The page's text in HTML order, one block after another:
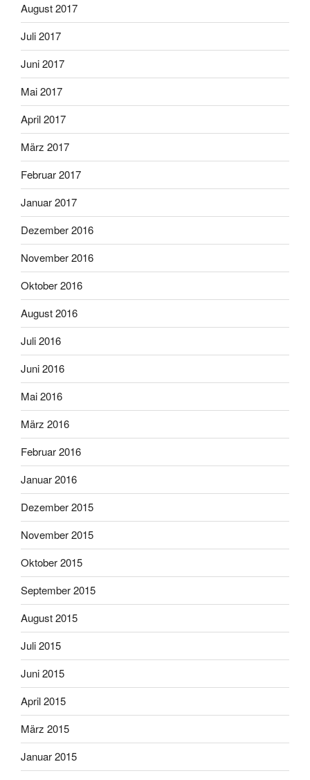
August 2017
Juli 2017
Juni 2017
Mai 2017
April 2017
März 2017
Februar 2017
Januar 2017
Dezember 2016
November 2016
Oktober 2016
August 2016
Juli 2016
Juni 2016
Mai 2016
März 2016
Februar 2016
Januar 2016
Dezember 2015
November 2015
Oktober 2015
September 2015
August 2015
Juli 2015
Juni 2015
April 2015
März 2015
Januar 2015